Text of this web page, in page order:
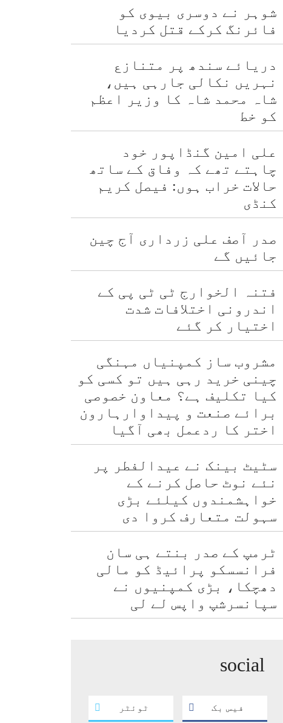
شوہر نے دوسری بیوی کو
فائرنگ کرکے قتل کردیا
دریائے سندھ پر متنازع
نہریں نکالی جارہی ہیں،
شاہ محمد شاہ کا وزیر اعظم
کو خط
علی امین گنڈاپور خود
چاہتے تھے کہ وفاق کے ساتھ
حالات خراب ہوں: فیصل کریم
کنڈی
صدر آصف علی زرداری آج چین
جائیں گے
فتنہ الخوارج ٹی ٹی پی کے
اندرونی اختلافات شدت
اختیار کر گئے
مشروب ساز کمپنیاں مہنگی
چینی خرید رہی ہیں تو کسی کو
کیا تکلیف ہے؟ معاون خصوصی
برائے صنعت و پیداوارہارون
اختر کا ردعمل بھی آگیا
سٹیٹ بینک نے عیدالفطر پر
نئے نوٹ حاصل کرنے کے
خواہشمندوں کیلئے بڑی
سہولت متعارف کروا دی
ٹرمپ کے صدر بنتے ہی سان
فرانسسکو پرائیڈ کو مالی
دھچکا، بڑی کمپنیوں نے
سپانسرشپ واپس لے لی
social
فیس بک ٹوئٹر